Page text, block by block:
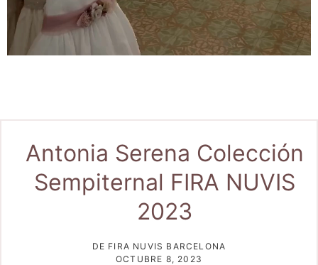
Antonia Serena Colección
Sempiternal FIRA NUVIS
2023
DE FIRA NUVIS BARCELONA
OCTUBRE 8, 2023